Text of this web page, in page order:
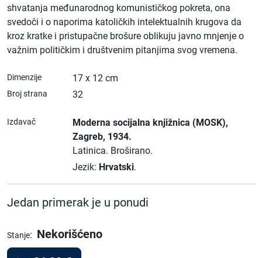
shvatanja međunarodnog komunističkog pokreta, ona
svedoči i o naporima katoličkih intelektualnih krugova da
kroz kratke i pristupačne brošure oblikuju javno mnjenje o
važnim političkim i društvenim pitanjima svog vremena.
Dimenzije 17 x 12 cm
Broj strana 32
Izdavač Moderna socijalna knjižnica (MOSK),
Zagreb, 1934.
Latinica. Broširano.
Jezik: Hrvatski.
Jedan primerak je u ponudi
Stanje: Nekorišćeno